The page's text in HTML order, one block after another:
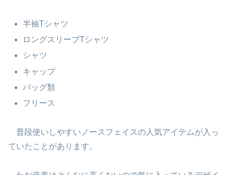
半袖Tシャツ
ロングスリーブTシャツ
シャツ
キャップ
バッグ類
フリース
普段使いしやすいノースフェイスの人気アイテムが入っ
ていたことがあります。